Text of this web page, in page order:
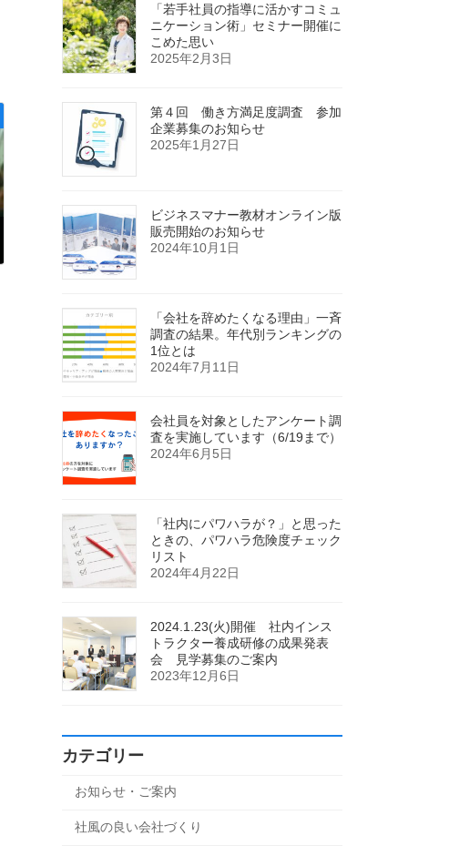
「若手社員の指導に活かすコミュ
ニケーション術」セミナー開催に
こめた思い
2025年2月3日
第４回 働き方満足度調査 参加
企業募集のお知らせ
2025年1月27日
ビジネスマナー教材オンライン版
販売開始のお知らせ
2024年10月1日
「会社を辞めたくなる理由」一斉
調査の結果。年代別ランキングの
1位とは
2024年7月11日
会社員を対象としたアンケート調
査を実施しています（6/19まで）
2024年6月5日
「社内にパワハラが？」と思った
ときの、パワハラ危険度チェック
リスト
2024年4月22日
2024.1.23(火)開催 社内インス
トラクター養成研修の成果発表
会 見学募集のご案内
2023年12月6日
カテゴリー
お知らせ・ご案内
社風の良い会社づくり